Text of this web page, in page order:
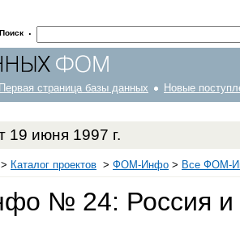
Поиск ·
Первая страница базы данных Новые
19 июня 1997 г.
> Каталог проектов > ФOM-Инфо > Все ФОМ-
№ 24: Россия и